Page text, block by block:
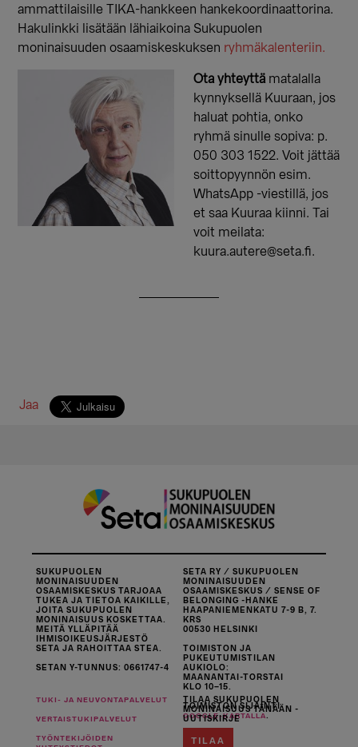
ammattilaisille TIKA-hankkeen hankekoordinaattorina.
Hakulinkki lisätään lähiaikoina Sukupuolen
moninaisuuden osaamiskeskuksen ryhmäkalenteriin.
Ota yhteyttä matalalla
kynnyksellä Kuuraan, jos
haluat pohtia, onko
ryhmä sinulle sopiva: p.
050 303 1522. Voit jättää
soittopyynnön esim.
WhatsApp -viestillä, jos
et saa Kuuraa kiinni. Tai
voit meilata:
kuura.autere@seta.fi.
Jaa
SUKUPUOLEN
MONINAISUUDEN
OSAAMISKESKUS TARJOAA
TUKEA JA TIETOA KAIKILLE,
JOITA SUKUPUOLEN
MONINAISUUS KOSKETTAA.
MEITÄ YLLÄPITÄÄ
IHMISOIKEUSJÄRJESTÖ
SETA JA RAHOITTAA STEA.
SETAN Y-TUNNUS: 0661747-4
SETA RY / SUKUPUOLEN
MONINAISUUDEN
OSAAMISKESKUS / SENSE OF
BELONGING -HANKE
HAAPANIEMENKATU 7-9 B, 7.
KRS
00530 HELSINKI
TOIMISTON JA
PUKEUTUMISTILAN
AUKIOLO:
MAANANTAI-TORSTAI
KLO 10–15.
TOIMISTON SIJAINTI
GOOGLE-KARTALLA
TUKI- JA NEUVONTAPALVELUT
VERTAISTUKIPALVELUT
TYÖNTEKIJÖIDEN
TILAA SUKUPUOLEN
MONINAISUUS TÄNÄÄN -
UUTISKIRJE
TILAA